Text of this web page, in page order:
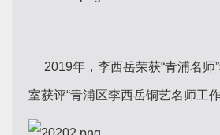
2019年，李西岳荣获“青浦名师
室获评“青浦区李西岳铜艺名师工